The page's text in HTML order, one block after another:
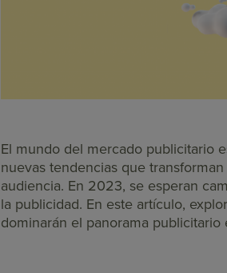
El mundo del mercado publicitario
nuevas tendencias que
audiencia. En 2023, se esperan
la publicidad. En este artículo,
dominarán el panorama publicitario